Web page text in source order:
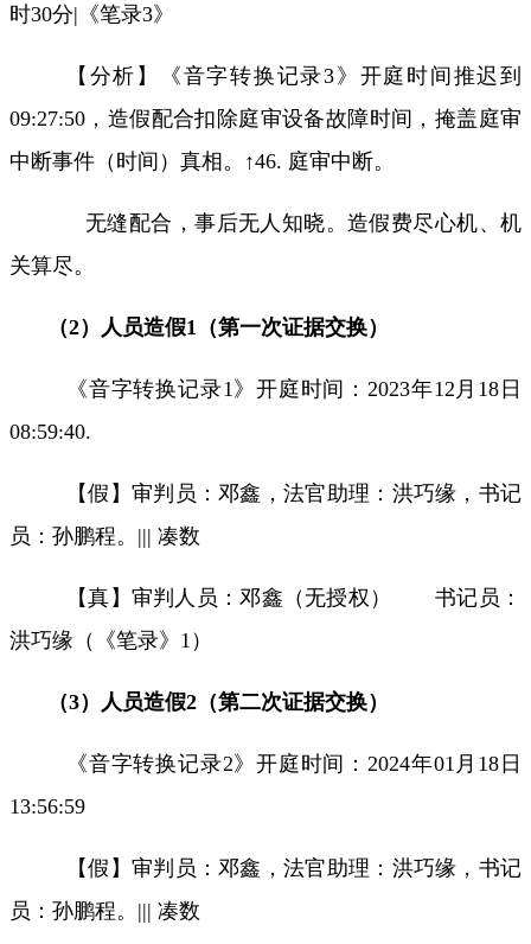
时30分| 《笔录3》
【分析】《音字转换记录3》开庭时间推迟到
09:27:50 ，造假配合扣除庭审设备故障时间，掩盖庭审
中断事件（时间）真相。 ↑46. 庭审中断。
无缝配合，事后无人知晓。造假费尽心机、机
关算尽。
（2）人员造假1 （第一次证据交换）
《音字转换记录1 》开庭时间： 2023年12 月 18 日
08:59:40.
【假】审判员：邓鑫，法官助理：洪巧缘，书记
员：孙鹏程。 ||| 凑数
【真】审判人员：邓鑫（无授权）
书记员：
洪巧缘（《笔录》 1 ）
（3）人员造假2 （第二次证据交换）
《音字转换记录2》开庭时间： 2024年01 月 18 日
13:56:59
【假】审判员：邓鑫，法官助理：洪巧缘，书记
员：孙鹏程。 ||| 凑数